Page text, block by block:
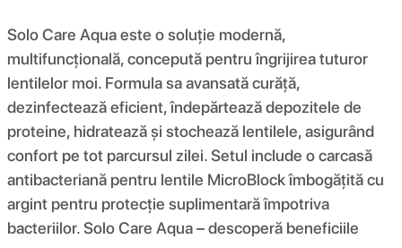
Solo Care Aqua este o soluție modernă,
multifuncțională, concepută pentru îngrijirea tuturor
lentilelor moi. Formula sa avansată curăță,
dezinfectează eficient, îndepărtează depozitele de
proteine, hidratează și stochează lentilele, asigurând
confort pe tot parcursul zilei. Setul include o carcasă
antibacteriană pentru lentile MicroBlock îmbogățită cu
argint pentru protecție suplimentară împotriva
bacteriilor. Solo Care Aqua – descoperă beneficiile